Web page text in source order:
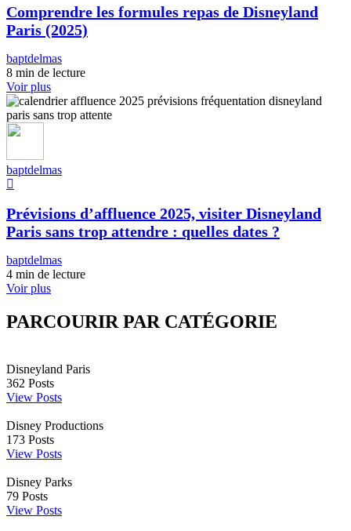
Comprendre les formules repas de Disneyland
Paris (2025)
baptdelmas
8 min de lecture
Voir plus
baptdelmas
Prévisions d’affluence 2025, visiter Disneyland
Paris sans trop attendre : quelles dates ?
baptdelmas
4 min de lecture
Voir plus
PARCOURIR PAR CATÉGORIE
Disneyland Paris
362 Posts
View Posts
Disney Productions
173 Posts
View Posts
Disney Parks
79 Posts
View Posts